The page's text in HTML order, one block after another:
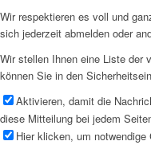
Wir respektieren es voll und
sich jederzeit abmelden oder
Wir stellen Ihnen eine Liste der
können Sie in den
Aktivieren, damit die
diese Mitteilung bei jedem
Hier klicken, um